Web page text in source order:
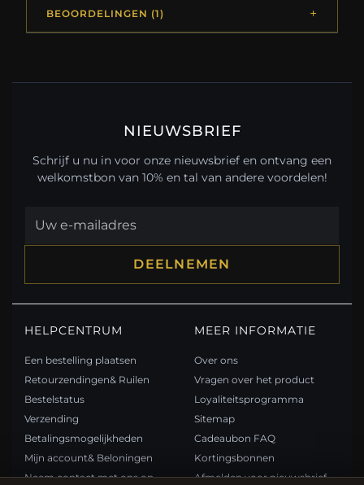
BEOORDELINGEN (1)
NIEUWSBRIEF
Schrijf u nu in voor onze nieuwsbrief en ontvang een
welkomstbon van 10% en tal van andere voordelen!
DEELNEMEN
HELPCENTRUM
Een bestelling plaatsen
Retourzendingen& Ruilen
Bestelstatus
Verzending
Betalingsmogelijkheden
Mijn account& Beloningen
Neem contact met ons op
MEER INFORMATIE
Over ons
Vragen over het product
Loyaliteitsprogramma
Sitemap
Cadeaubon FAQ
Kortingsbonnen
Afmelden voor nieuwsbrief